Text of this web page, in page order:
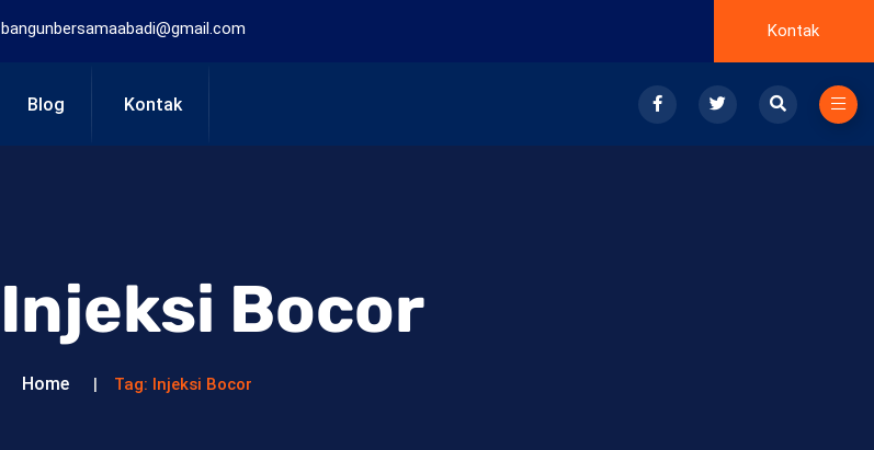
bangunbersamaabadi@gmail.com Kontak
Blog Kontak
Injeksi Bocor
Home Tag: Injeksi Bocor